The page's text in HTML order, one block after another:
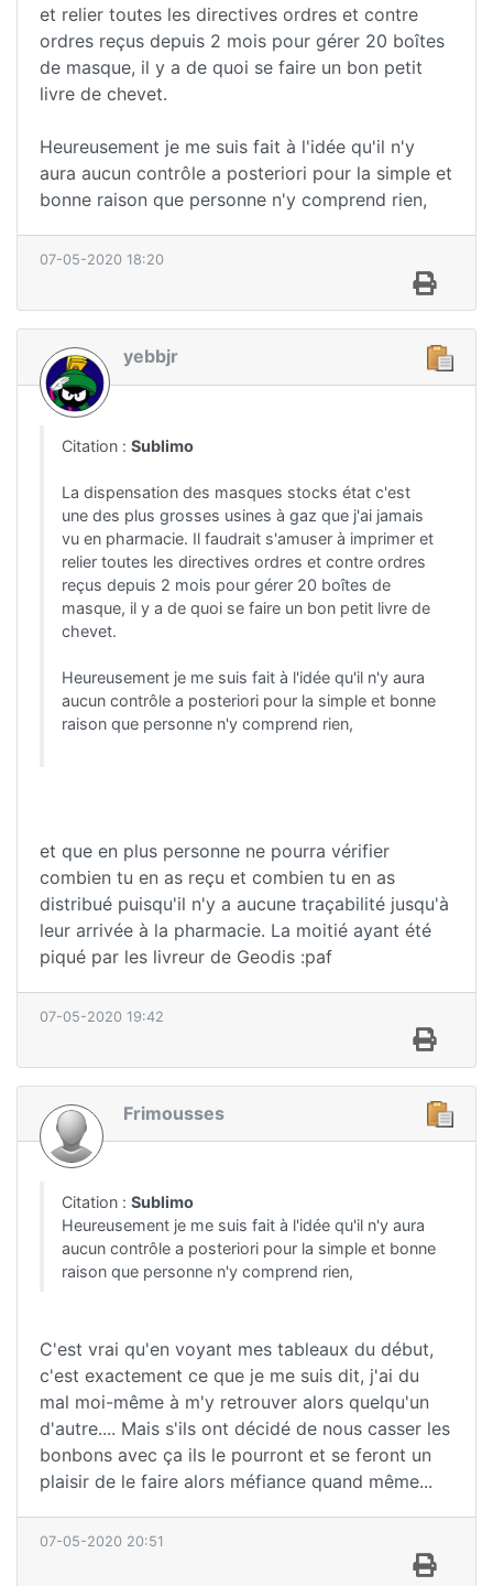
et relier toutes les directives ordres et contre
ordres reçus depuis 2 mois pour gérer 20 boîtes
de masque, il y a de quoi se faire un bon petit
livre de chevet.
Heureusement je me suis fait à l'idée qu'il n'y
aura aucun contrôle a posteriori pour la simple et
bonne raison que personne n'y comprend rien,
07-05-2020 18:20
yebbjr
Citation : Sublimo
La dispensation des masques stocks état c'est
une des plus grosses usines à gaz que j'ai jamais
vu en pharmacie. Il faudrait s'amuser à imprimer et
relier toutes les directives ordres et contre ordres
reçus depuis 2 mois pour gérer 20 boîtes de
masque, il y a de quoi se faire un bon petit livre de
chevet.
Heureusement je me suis fait à l'idée qu'il n'y aura
aucun contrôle a posteriori pour la simple et bonne
raison que personne n'y comprend rien,
et que en plus personne ne pourra vérifier
combien tu en as reçu et combien tu en as
distribué puisqu'il n'y a aucune traçabilité jusqu'à
leur arrivée à la pharmacie. La moitié ayant été
piqué par les livreur de Geodis :paf
07-05-2020 19:42
Frimousses
Citation : Sublimo
Heureusement je me suis fait à l'idée qu'il n'y aura
aucun contrôle a posteriori pour la simple et bonne
raison que personne n'y comprend rien,
C'est vrai qu'en voyant mes tableaux du début,
c'est exactement ce que je me suis dit, j'ai du
mal moi-même à m'y retrouver alors quelqu'un
d'autre.... Mais s'ils ont décidé de nous casser les
bonbons avec ça ils le pourront et se feront un
plaisir de le faire alors méfiance quand même...
07-05-2020 20:51